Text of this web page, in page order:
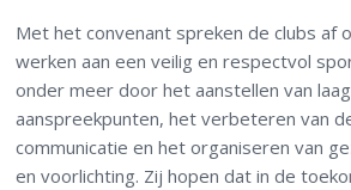
Met het convenant spreken de clubs af
werken aan een veilig en respectvol
onder meer door het aanstellen van
aanspreekpunten, het verbeteren van
communicatie en het organiseren van
en voorlichting. Zij hopen dat in de